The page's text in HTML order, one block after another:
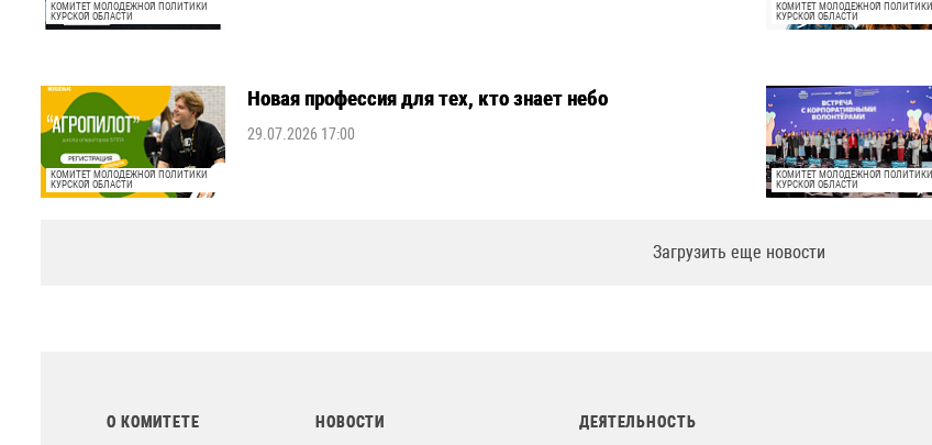
КОМИТЕТ МОЛОДЕЖНОЙ ПОЛИТИКИ
КУРСКОЙ ОБЛАСТИ
КОМИТЕТ МОЛОДЕЖНОЙ ПОЛИТИКИ
КУРСКОЙ ОБЛАСТИ
КОМИТЕТ МОЛОДЕЖНОЙ ПОЛИТИКИ
КУРСКОЙ ОБЛАСТИ
Новая профессия для тех, кто знает небо
29.07.2026 17:00
КОМИТЕТ МОЛОДЕЖНОЙ ПОЛИТИКИ
КУРСКОЙ ОБЛАСТИ
Загрузить еще новости
О КОМИТЕТЕ НОВОСТИ ДЕЯТЕЛЬНОСТЬ